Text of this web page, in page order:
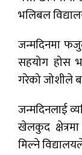
भलिबल
जन्मदिनमा
सहयोग होस
गरेको जोशीले
जन्मदिनलाई
खेलकुद
मिल्ने